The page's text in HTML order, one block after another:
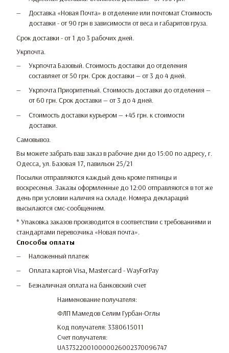
Доставка «Новая Почта» в отделение или почтомат Стоимость
доставки - от 90 грн в зависимости от веса и габаритов груза.
Срок доставки - от 1 до 3 рабочих дней.
Укрпочта.
Укрпочта Базовый. Стоимость доставки до отделения
составляет от 50 грн. Срок доставки — от 3 до 4 дней.
Укрпочта Приоритетный. Стоимость доставки до отделения —
от 60 грн. Срок доставки — от 3 до 4 дней.
Стоимость доставки курьером — +45 грн. к стоимости
доставки.
Самовывоз.
Вы можете забрать ваш заказ в рабочие дни до 15:00 по адресу, г.
Одесса, ул. Базовая 17, павильон 25/21
Посылки отправляются каждый день кроме пятницы и
воскресенья. Заказы оформленные до 12:00 отправляются в тот же
день при условии наличия на складе. Номера деклараций
высылаются смс-сообщением.
* Упаковка заказов производится в соответствии с требованиями и
стандартами перевозчика «Новая почта».
Способы оплаты
Наложенный платеж
Оплата картой Visa, Mastercard - WayForPay
Безналичная оплата на банковский счет
Наименование получателя:
ФЛП Мамедов Селим Гурбан-Оглы
Код получателя: 3380615011
Счет получателя:
UA373220010000026002370096747